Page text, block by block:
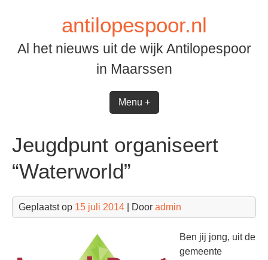
antilopespoor.nl
Al het nieuws uit de wijk Antilopespoor
in Maarssen
Menu +
Jeugdpunt organiseert
“Waterworld”
Geplaatst op 15 juli 2014 | Door admin
Ben jij jong, uit de
gemeente